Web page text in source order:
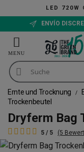
LED
ENVÍO
Ernte und Trocknung
Trockenbeutel
Dryferm Bag
5 / 5 (5